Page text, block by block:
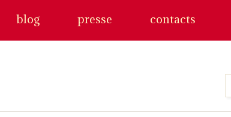
blog presse contacts